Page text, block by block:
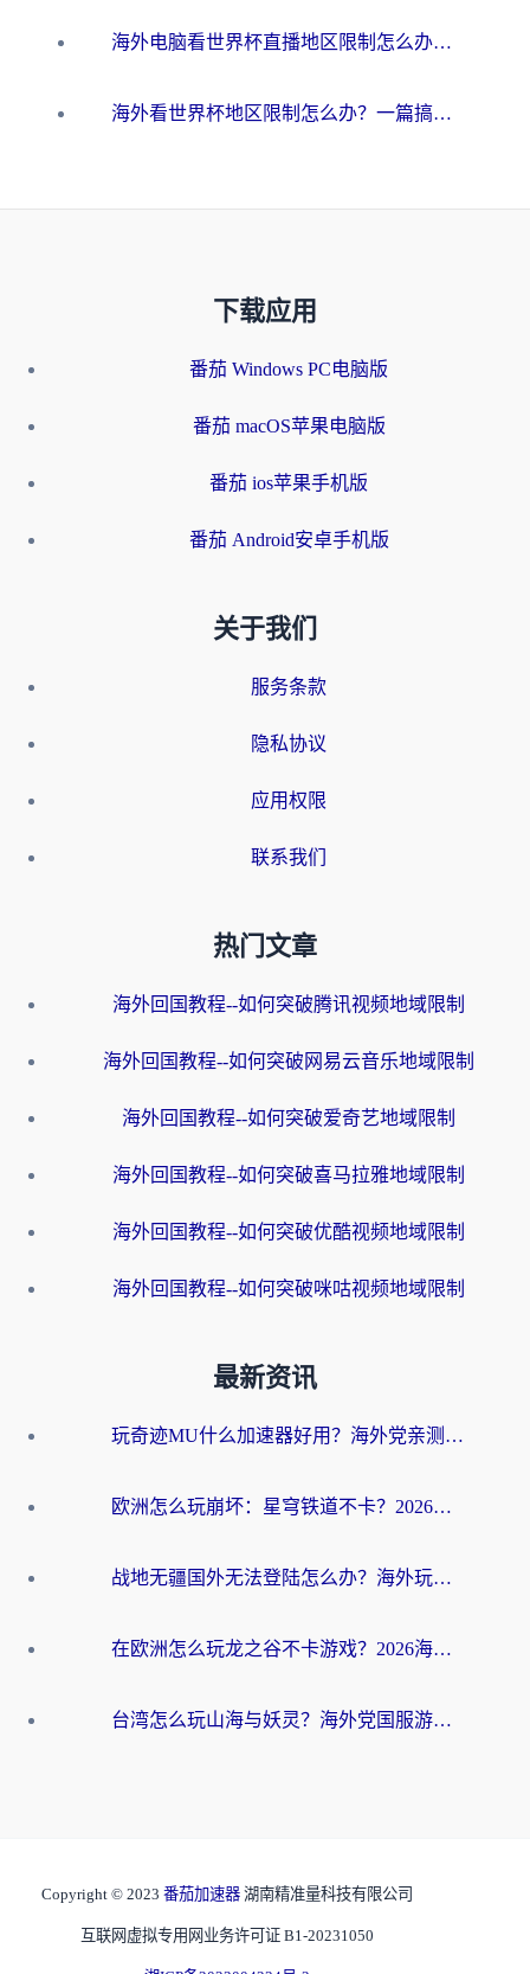
海外电脑看世界杯直播地区限制怎么办？你需要一个聪明的加速器
海外看世界杯地区限制怎么办？一篇搞定咪咕视频播放+国内资源无缝访问指南
下载应用
番茄 Windows PC电脑版
番茄 macOS苹果电脑版
番茄 ios苹果手机版
番茄 Android安卓手机版
关于我们
服务条款
隐私协议
应用权限
联系我们
热门文章
海外回国教程--如何突破腾讯视频地域限制
海外回国教程--如何突破网易云音乐地域限制
海外回国教程--如何突破爱奇艺地域限制
海外回国教程--如何突破喜马拉雅地域限制
海外回国教程--如何突破优酷视频地域限制
海外回国教程--如何突破咪咕视频地域限制
最新资讯
玩奇迹MU什么加速器好用？海外党亲测：这款加速器让你告别延迟卡顿！
欧洲怎么玩崩坏：星穹铁道不卡？2026海外玩家国服游戏加速器终极攻略
战地无疆国外无法登陆怎么办？海外玩家国服畅玩终极指南（附欧服魔兽EVE加速方案）
在欧洲怎么玩龙之谷不卡游戏？2026海外党国服游戏加速全攻略
台湾怎么玩山海与妖灵？海外党国服游戏加速全攻略，告别延迟卡顿
Copyright © 2023 番茄加速器 湖南精准量科技有限公司
互联网虚拟专用网业务许可证 B1-20231050